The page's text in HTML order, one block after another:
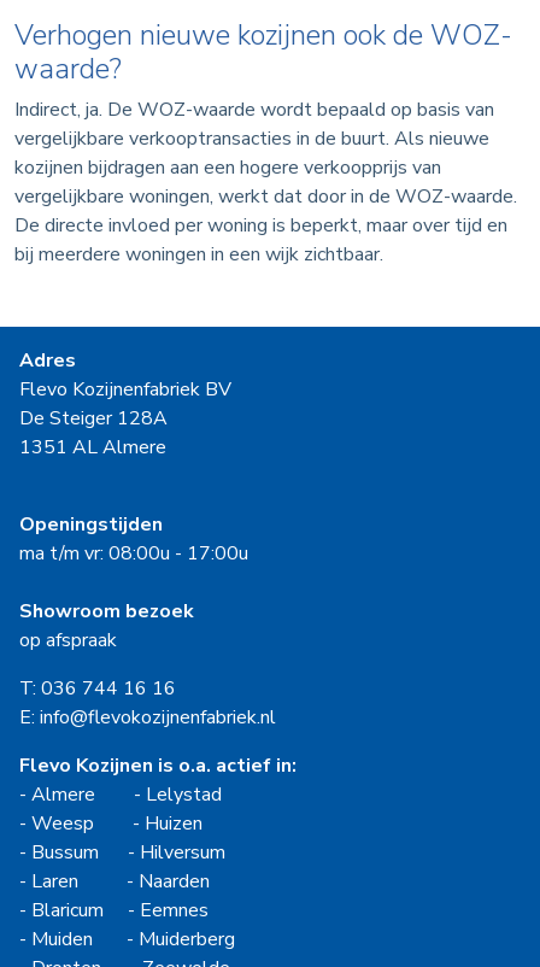
Verhogen nieuwe kozijnen ook de WOZ-
waarde?
Indirect, ja. De WOZ-waarde wordt bepaald op basis van
vergelijkbare verkooptransacties in de buurt. Als nieuwe
kozijnen bijdragen aan een hogere verkoopprijs van
vergelijkbare woningen, werkt dat door in de WOZ-waarde.
De directe invloed per woning is beperkt, maar over tijd en
bij meerdere woningen in een wijk zichtbaar.
Adres
Flevo Kozijnenfabriek BV
De Steiger 128A
1351 AL Almere
Openingstijden
ma t/m vr: 08:00u - 17:00u
Showroom bezoek
op afspraak
T: 036 744 16 16
E: info@flevokozijnenfabriek.nl
Flevo Kozijnen is o.a. actief in:
- Almere - Lelystad
- Weesp - Huizen
- Bussum - Hilversum
- Laren - Naarden
- Blaricum - Eemnes
- Muiden - Muiderberg